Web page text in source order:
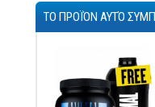
ΤΟ ΠΡΟΪΌΝ ΑΥΤΌ